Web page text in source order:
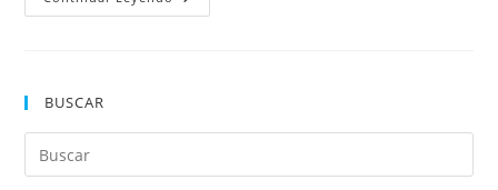
Irregulares.
De
Word
BUSCAR